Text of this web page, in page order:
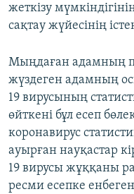
жеткізу
сақтау жүйесінің
Мыңдаған адамның
жүздеген адамның
19 вирусының
өйткені бұл есеп
коронавирус
ауырған науқастар
19 вирусы жұққаны
ресми есепке